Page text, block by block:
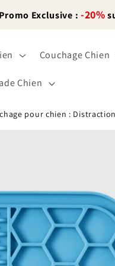
Exclusive : -20%
Couchage Chien
Chien
pour chien :